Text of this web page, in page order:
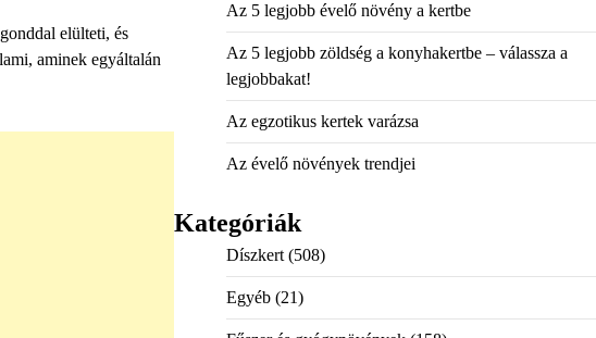
elülteti, és
aminek egyáltalán
Az 5 legjobb évelő növény a kertbe
Az 5 legjobb zöldség a konyhakertbe – válassza a
legjobbakat!
Az egzotikus kertek varázsa
Az évelő növények trendjei
Kategóriák
Díszkert(508)
Egyéb(21)